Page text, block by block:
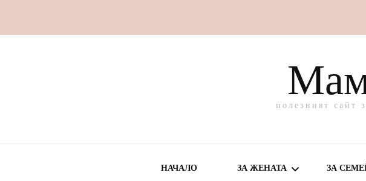
полезният сайт
НАЧАЛО ЗА ЖЕНАТА ЗА